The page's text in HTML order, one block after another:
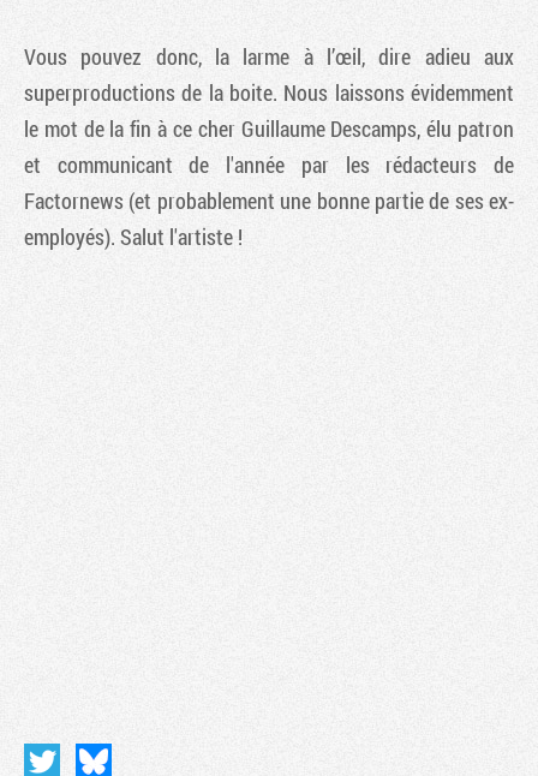
Vous pouvez donc, la larme à l’œil, dire adieu aux
superproductions de la boite. Nous laissons évidemment
le mot de la fin à ce cher Guillaume Descamps, élu patron
et communicant de l'année par les rédacteurs de
Factornews (et probablement une bonne partie de ses ex-
employés). Salut l'artiste !